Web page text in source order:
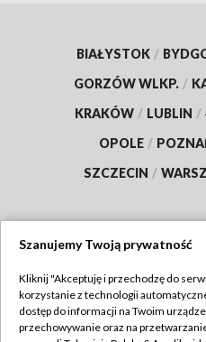
BIAŁYSTOK /
GORZÓW WLKP. /
KRAKÓW / LUBLIN /
OPOLE /
SZCZECIN /
Abonament TVP
Szanujemy Twoją prywatność
Kliknij "Akceptuję i przechodzę do
korzystanie z technologii
dostęp do informacji na Twoim
przechowywanie oraz na